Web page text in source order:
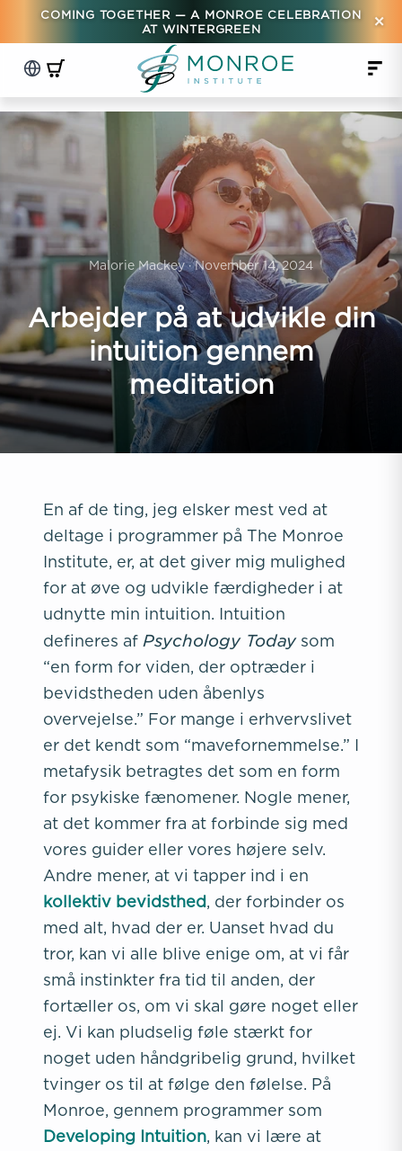
COMING TOGETHER — A MONROE CELEBRATION
AT WINTERGREEN
×
Malorie Mackey · November 14, 2024
Arbejder på at udvikle din
intuition gennem
meditation
En af de ting, jeg elsker mest ved at
deltage i programmer på The Monroe
Institute, er, at det giver mig mulighed
for at øve og udvikle færdigheder i at
udnytte min intuition. Intuition
defineres af Psychology Todaysom
“en form for viden, der optræder i
bevidstheden uden åbenlys
overvejelse.” For mange i erhvervslivet
er det kendt som “mavefornemmelse.” I
metafysik betragtes det som en form
for psykiske fænomener. Nogle mener,
at det kommer fra at forbinde sig med
vores guider eller vores højere selv.
Andre mener, at vi tapper ind i en
kollektiv bevidsthed, der forbinder os
med alt, hvad der er. Uanset hvad du
tror, kan vi alle blive enige om, at vi får
små instinkter fra tid til anden, der
fortæller os, om vi skal gøre noget eller
ej. Vi kan pludselig føle stærkt for
noget uden håndgribelig grund, hvilket
tvinger os til at følge den følelse. På
Monroe, gennem programmer som
Developing Intuition, kan vi lære at